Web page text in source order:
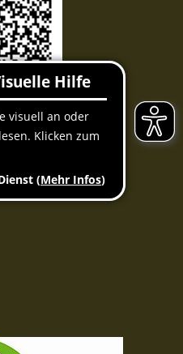
Youtube